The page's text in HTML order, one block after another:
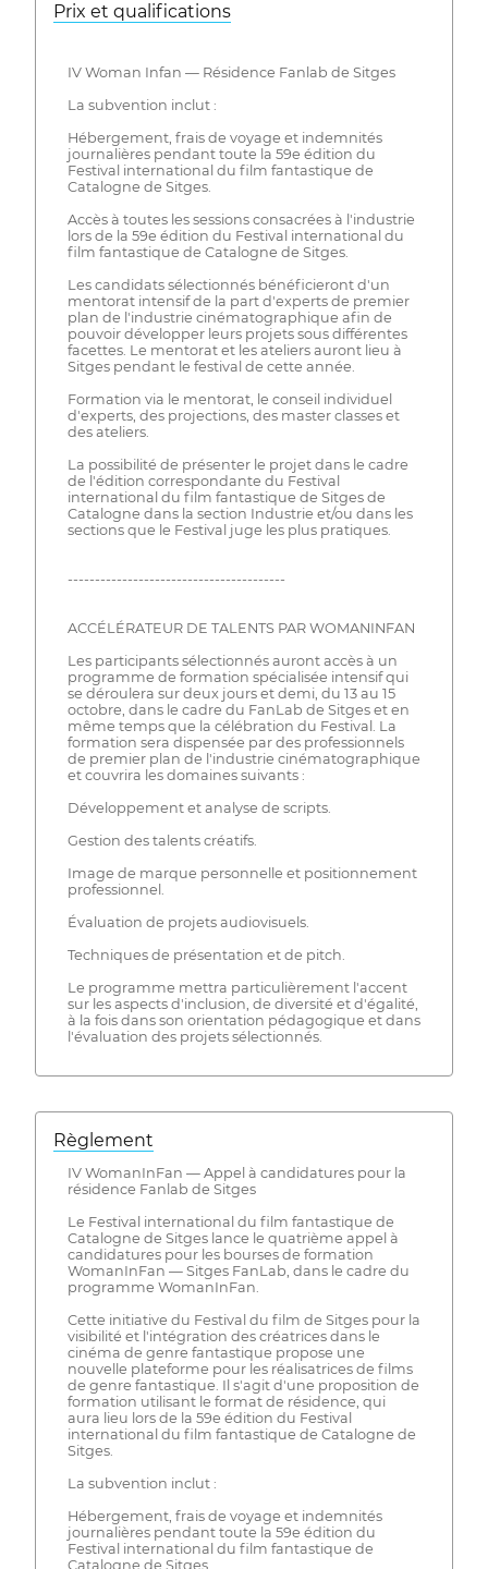
Prix ​​et qualifications
IV Woman Infan — Résidence Fanlab de Sitges
La subvention inclut :
Hébergement, frais de voyage et indemnités
journalières pendant toute la 59e édition du
Festival international du film fantastique de
Catalogne de Sitges.
Accès à toutes les sessions consacrées à l'industrie
lors de la 59e édition du Festival international du
film fantastique de Catalogne de Sitges.
Les candidats sélectionnés bénéficieront d'un
mentorat intensif de la part d'experts de premier
plan de l'industrie cinématographique afin de
pouvoir développer leurs projets sous différentes
facettes. Le mentorat et les ateliers auront lieu à
Sitges pendant le festival de cette année.
Formation via le mentorat, le conseil individuel
d'experts, des projections, des master classes et
des ateliers.
La possibilité de présenter le projet dans le cadre
de l'édition correspondante du Festival
international du film fantastique de Sitges de
Catalogne dans la section Industrie et/ou dans les
sections que le Festival juge les plus pratiques.
----------------------------------------
ACCÉLÉRATEUR DE TALENTS PAR WOMANINFAN
Les participants sélectionnés auront accès à un
programme de formation spécialisée intensif qui
se déroulera sur deux jours et demi, du 13 au 15
octobre, dans le cadre du FanLab de Sitges et en
même temps que la célébration du Festival. La
formation sera dispensée par des professionnels
de premier plan de l'industrie cinématographique
et couvrira les domaines suivants :
Développement et analyse de scripts.
Gestion des talents créatifs.
Image de marque personnelle et positionnement
professionnel.
Évaluation de projets audiovisuels.
Techniques de présentation et de pitch.
Le programme mettra particulièrement l'accent
sur les aspects d'inclusion, de diversité et d'égalité,
à la fois dans son orientation pédagogique et dans
l'évaluation des projets sélectionnés.
Règlement
IV WomanInFan — Appel à candidatures pour la
résidence Fanlab de Sitges
Le Festival international du film fantastique de
Catalogne de Sitges lance le quatrième appel à
candidatures pour les bourses de formation
WomanInFan — Sitges FanLab, dans le cadre du
programme WomanInFan.
Cette initiative du Festival du film de Sitges pour la
visibilité et l'intégration des créatrices dans le
cinéma de genre fantastique propose une
nouvelle plateforme pour les réalisatrices de films
de genre fantastique. Il s'agit d'une proposition de
formation utilisant le format de résidence, qui
aura lieu lors de la 59e édition du Festival
international du film fantastique de Catalogne de
Sitges.
La subvention inclut :
Hébergement, frais de voyage et indemnités
journalières pendant toute la 59e édition du
Festival international du film fantastique de
Catalogne de Sitges.